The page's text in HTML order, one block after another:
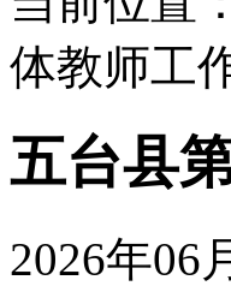
体教师工
五台县
2026年06